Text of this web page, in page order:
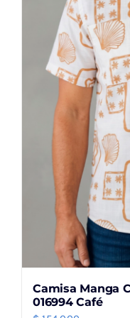
Camisa Manga
016994 Café